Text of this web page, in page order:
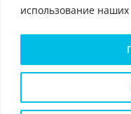
использование
Политика
Политика